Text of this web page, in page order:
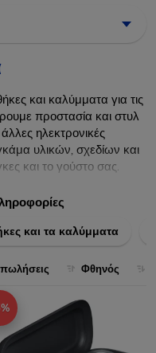
και καλύμματα για τις
προστασία και στυλ
ηλεκτρονικές
υλικών, σχεδίων και
και το γούστο σας.
δίνετε ένα
με τις κορυφαίες
και τα καλύμματα
Φθηνός